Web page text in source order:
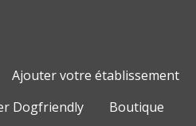
Ajouter votre établissement
Dogfriendly Boutique